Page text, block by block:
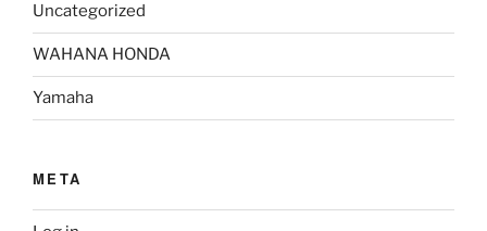
Uncategorized
WAHANA HONDA
Yamaha
META